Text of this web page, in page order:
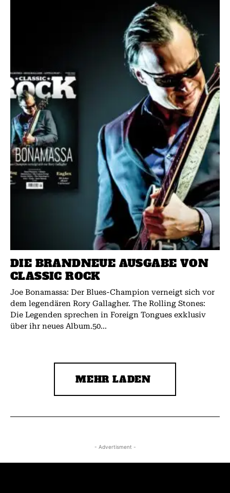
DIE BRANDNEUE AUSGABE VON
CLASSIC ROCK
Joe Bonamassa: Der Blues-Champion verneigt sich vor
dem legendären Rory Gallagher. The Rolling Stones:
Die Legenden sprechen in Foreign Tongues exklusiv
über ihr neues Album.50...
MEHR LADEN
- Advertisment -